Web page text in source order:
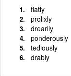
flatly
prolixly
drearily
ponderously
tediously
drably